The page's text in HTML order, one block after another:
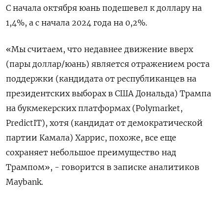
С начала октября юань подешевел к доллару на
1,4%, а с начала 2024 года на 0,2%.
«Мы считаем, что недавнее движение вверх
(пары доллар/юань) является отражением роста
поддержки (кандидата от республиканцев на
президентских выборах в США Дональда) Трампа
на букмекерских платформах (Polymarket,
PredictIT), хотя (кандидат от демократической
партии Камала) Харрис, похоже, все еще
сохраняет небольшое преимущество над
Трампом», - говорится в записке аналитиков
Maybank.